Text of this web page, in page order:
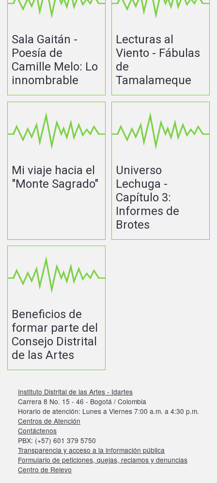
Sala Gaitán -
Poesía de
Camille Melo: Lo
innombrable
Lecturas al
Viento - Fábulas
de
Tamalameque
Mi viaje hacia el
"Monte Sagrado"
Universo
Lechuga -
Capítulo 3:
Informes de
Brotes
Beneficios de
formar parte del
Consejo Distrital
de las Artes
Instituto Distrital de las Artes - Idartes
Carrera 8 No. 15 - 46 - Bogotá / Colombia
Horario de atención: Lunes a Viernes 7:00 a.m. a 4:30 p.m.
Centros de Atención
Contáctenos
PBX: (+57) 601 379 5750
Transparencia y acceso a la información pública
Formulario de peticiones, quejas, reclamos y denuncias
Centro de Relevo